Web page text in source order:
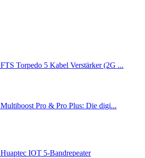
FTS Torpedo 5 Kabel Verstärker (2G ...
Multiboost Pro & Pro Plus: Die digi...
Huaptec IOT 5-Bandrepeater